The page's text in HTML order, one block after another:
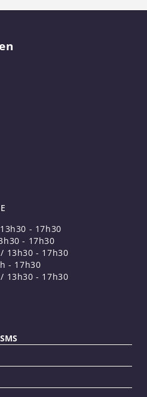
- 17h30
- 17h30
13h30 - 17h30
- 17h30
13h30 - 17h30